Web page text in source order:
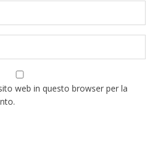
web in questo browser per la